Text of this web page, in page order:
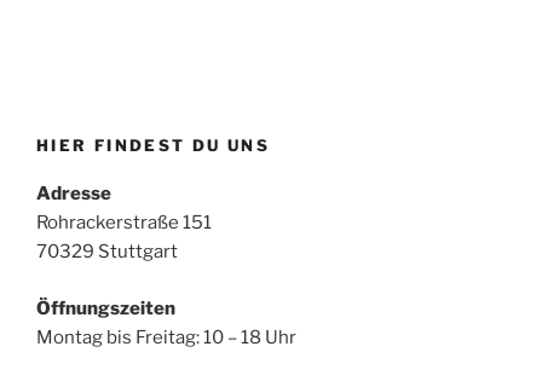
HIER FINDEST DU UNS
Adresse
Rohrackerstraße 151
70329 Stuttgart
Öffnungszeiten
Montag bis Freitag: 10 – 18 Uhr